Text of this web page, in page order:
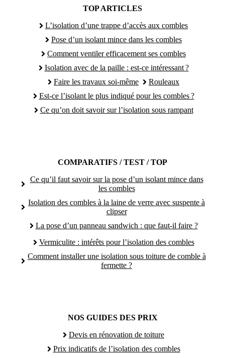
TOP ARTICLES
L’isolation d’une trappe d’accès aux combles
Pose d’un isolant mince dans les combles
Comment ventiler efficacement ses combles
Isolation avec de la paille : est-ce intéressant ?
Faire les travaux soi-même
Rouleaux
Est-ce l’isolant le plus indiqué pour les combles ?
Ce qu’on doit savoir sur l’isolation sous rampant
COMPARATIFS / TEST / TOP
Ce qu’il faut savoir sur la pose d’un isolant mince dans
les combles
Isolation des combles à la laine de verre avec suspente à
clipser
La pose d’un panneau sandwich : que faut-il faire ?
Vermiculite : intérêts pour l’isolation des combles
Comment installer une isolation sous toiture de comble à
fermette ?
NOS GUIDES DES PRIX
Devis en rénovation de toiture
Prix indicatifs de l’isolation des combles